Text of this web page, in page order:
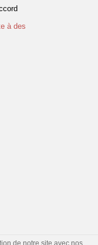
à des
de notre site avec nos